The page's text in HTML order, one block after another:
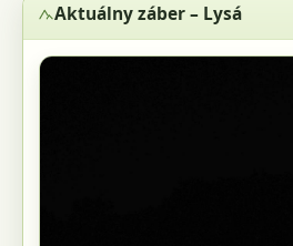
Aktuálny záber – Lysá